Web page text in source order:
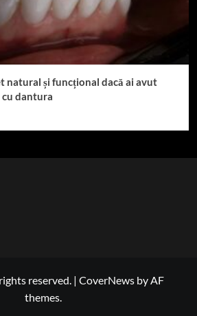
natural și funcțional dacă ai avut
cu dantura
reserved. | CoverNews by AF
themes.